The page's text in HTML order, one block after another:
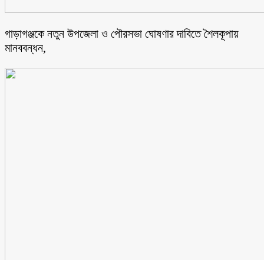
গাড়াগঞ্জকে নতুন উপজেলা ও পৌরসভা ঘোষণার দাবিতে শৈলকূপায়
মানববন্ধন,